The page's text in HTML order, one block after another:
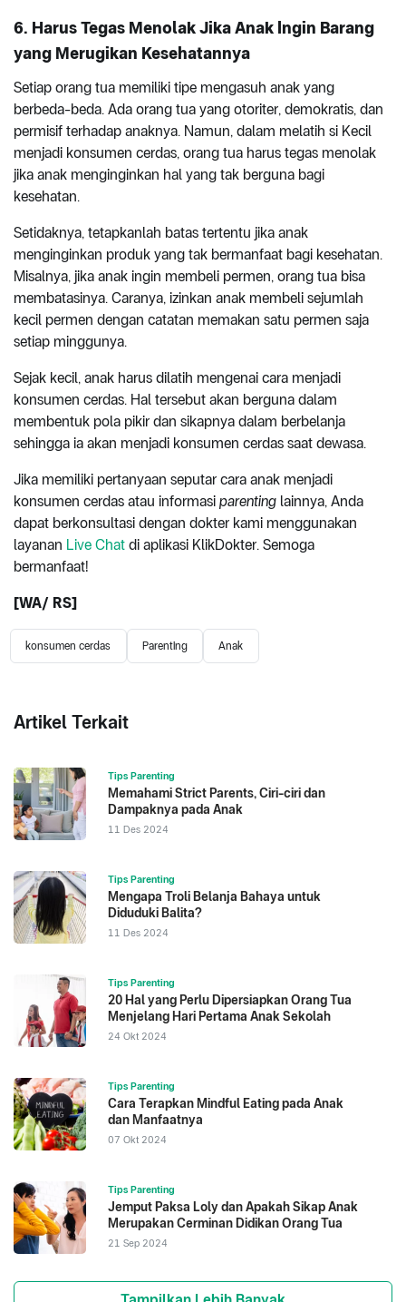
6. Harus Tegas Menolak Jika Anak Ingin Barang
yang Merugikan Kesehatannya
Setiap orang tua memiliki tipe mengasuh anak yang
berbeda-beda. Ada orang tua yang otoriter, demokratis, dan
permisif terhadap anaknya. Namun, dalam melatih si Kecil
menjadi konsumen cerdas, orang tua harus tegas menolak
jika anak menginginkan hal yang tak berguna bagi
kesehatan.
Setidaknya, tetapkanlah batas tertentu jika anak
menginginkan produk yang tak bermanfaat bagi kesehatan.
Misalnya, jika anak ingin membeli permen, orang tua bisa
membatasinya. Caranya, izinkan anak membeli sejumlah
kecil permen dengan catatan memakan satu permen saja
setiap minggunya.
Sejak kecil, anak harus dilatih mengenai cara menjadi
konsumen cerdas. Hal tersebut akan berguna dalam
membentuk pola pikir dan sikapnya dalam berbelanja
sehingga ia akan menjadi konsumen cerdas saat dewasa.
Jika memiliki pertanyaan seputar cara anak menjadi
konsumen cerdas atau informasi parenting lainnya, Anda
dapat berkonsultasi dengan dokter kami menggunakan
layanan Live Chat di aplikasi KlikDokter. Semoga
bermanfaat!
[WA/ RS]
konsumen cerdas Parenting Anak
Artikel Terkait
Tips Parenting
Memahami Strict Parents, Ciri-ciri dan
Dampaknya pada Anak
11 Des 2024
Tips Parenting
Mengapa Troli Belanja Bahaya untuk
Diduduki Balita?
11 Des 2024
Tips Parenting
20 Hal yang Perlu Dipersiapkan Orang Tua
Menjelang Hari Pertama Anak Sekolah
24 Okt 2024
Tips Parenting
Cara Terapkan Mindful Eating pada Anak
dan Manfaatnya
07 Okt 2024
Tips Parenting
Jemput Paksa Loly dan Apakah Sikap Anak
Merupakan Cerminan Didikan Orang Tua
21 Sep 2024